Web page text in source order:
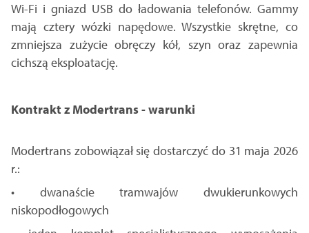
Wi-Fi i gniazd USB do ładowania telefonów. Gammy
mają cztery wózki napędowe. Wszystkie skrętne, co
zmniejsza zużycie obręczy kół, szyn oraz zapewnia
cichszą eksploatację.
Kontrakt z Modertrans - warunki
Modertrans zobowiązał się dostarczyć do 31 maja 2026
r.:
• dwanaście tramwajów dwukierunkowych
niskopodłogowych